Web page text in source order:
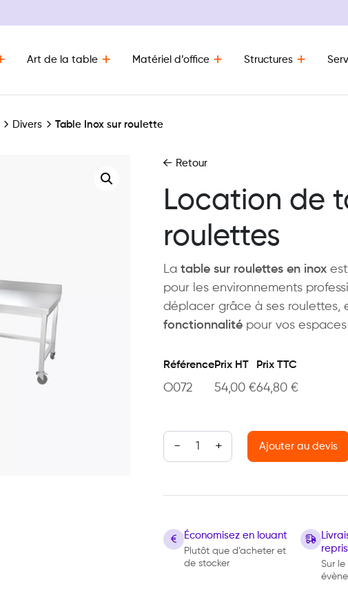
Art de la table Matériel d’office Structures
Divers Table Inox sur roulette
Retour
Location de
roulettes
Latable sur roulettes en inox
pour les environnements
déplacer grâce à ses roulettes,
fonctionnalité pour vos
Référence
O072
Prix HT
54,00€
Prix TTC
64,80€
quantité de Table Inox sur roulette
Ajouter au devis
Économisez en louant
Plutôt que d’acheter et
de stocker
Sur